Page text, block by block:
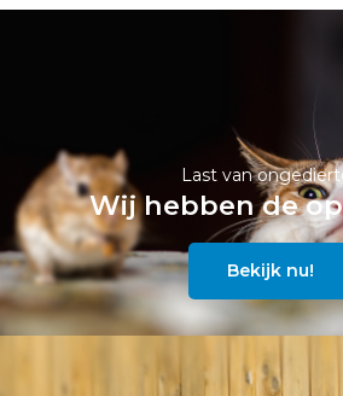
Last van
Wij hebben de
Bekijk nu!